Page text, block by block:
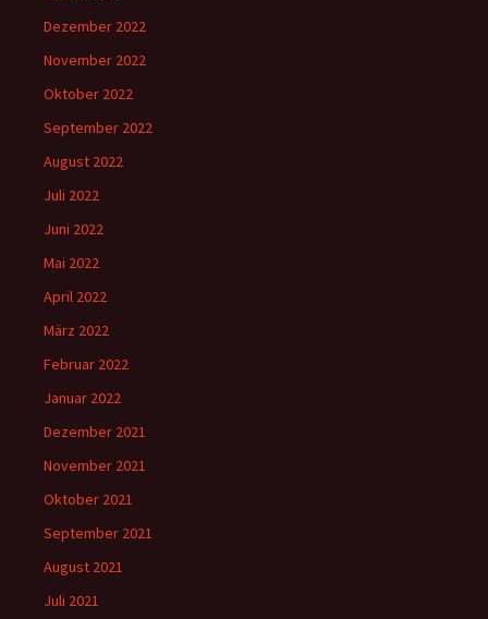
Dezember 2022
November 2022
Oktober 2022
September 2022
August 2022
Juli 2022
Juni 2022
Mai 2022
April 2022
März 2022
Februar 2022
Januar 2022
Dezember 2021
November 2021
Oktober 2021
September 2021
August 2021
Juli 2021